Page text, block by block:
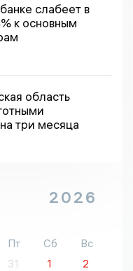
слабеет в
к основным
область
три месяца
2026
Пт Сб
Вс
31 1
2